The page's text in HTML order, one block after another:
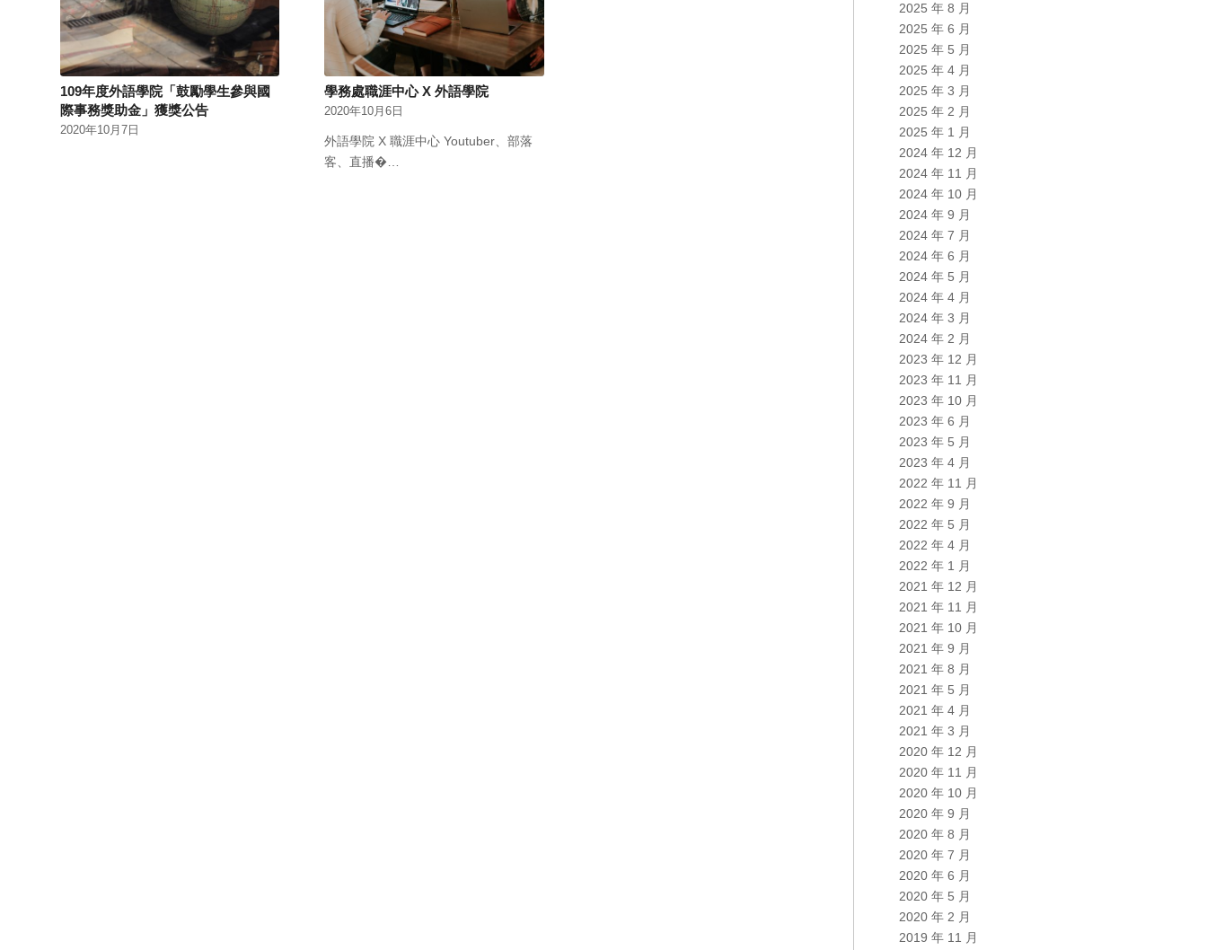
109年度外語學院「鼓勵學生參與國
際事務獎助金」獲獎公告
2020年10月7日
學務處職涯中心 X 外語學院
2020年10月6日
外語學院 X 職涯中心 Youtuber、部落
客、直播�…
2025 年 8 月
2025 年 6 月
2025 年 5 月
2025 年 4 月
2025 年 3 月
2025 年 2 月
2025 年 1 月
2024 年 12 月
2024 年 11 月
2024 年 10 月
2024 年 9 月
2024 年 7 月
2024 年 6 月
2024 年 5 月
2024 年 4 月
2024 年 3 月
2024 年 2 月
2023 年 12 月
2023 年 11 月
2023 年 10 月
2023 年 6 月
2023 年 5 月
2023 年 4 月
2022 年 11 月
2022 年 9 月
2022 年 5 月
2022 年 4 月
2022 年 1 月
2021 年 12 月
2021 年 11 月
2021 年 10 月
2021 年 9 月
2021 年 8 月
2021 年 5 月
2021 年 4 月
2021 年 3 月
2020 年 12 月
2020 年 11 月
2020 年 10 月
2020 年 9 月
2020 年 8 月
2020 年 7 月
2020 年 6 月
2020 年 5 月
2020 年 2 月
2019 年 11 月